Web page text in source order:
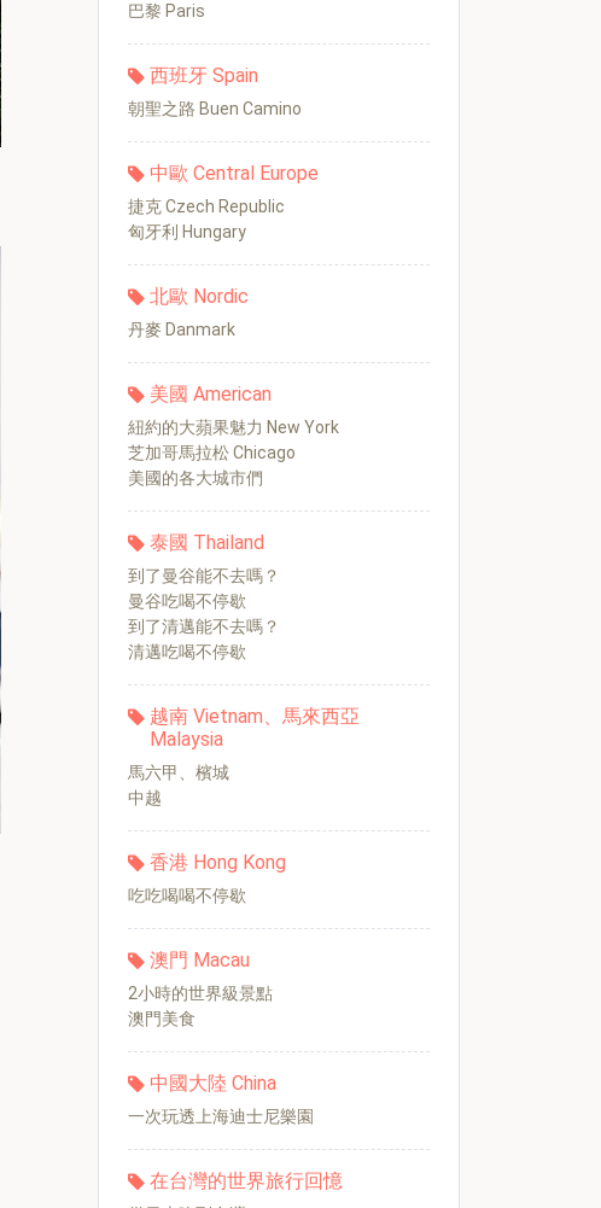
巴黎 Paris
西班牙 Spain
朝聖之路 Buen Camino
中歐 Central Europe
捷克 Czech Republic
匈牙利 Hungary
北歐 Nordic
丹麥 Danmark
美國 American
紐約的大蘋果魅力 New York
芝加哥馬拉松 Chicago
美國的各大城市們
泰國 Thailand
到了曼谷能不去嗎？
曼谷吃喝不停歇
到了清邁能不去嗎？
清邁吃喝不停歇
越南 Vietnam、馬來西亞
Malaysia
馬六甲、檳城
中越
香港 Hong Kong
吃吃喝喝不停歇
澳門 Macau
2小時的世界級景點
澳門美食
中國大陸 China
一次玩透上海迪士尼樂園
在台灣的世界旅行回憶